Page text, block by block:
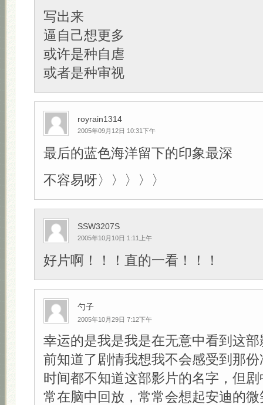
写出来
逼自己想更多
或许是种自虐
或者是种审视
royrain1314
2005年09月12日 10:31下午
最后的蓝色海洋留下的印象最深
不容易呀〉〉〉〉〉
SSW3207S
2005年10月10日 1:11上午
好片啊！！！直的一看！！！
勺子
2005年10月29日 7:12下午
幸运的是我是我是在无意中看到这
前知道了剧情我想我不会感受到那
时间都不知道这部影片的名字，但
常在脑中回放，常常会想起安迪的